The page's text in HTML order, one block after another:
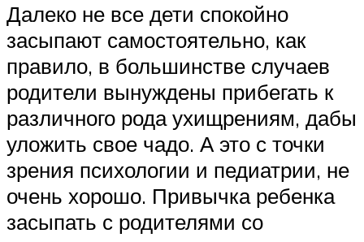
Далеко не все дети спокойно
засыпают самостоятельно, как
правило, в большинстве случаев
родители вынуждены прибегать к
различного рода ухищрениям, дабы
уложить свое чадо. А это с точки
зрения психологии и педиатрии, не
очень хорошо. Привычка ребенка
засыпать с родителями со